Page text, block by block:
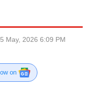
May, 2026 6:09 PM
on